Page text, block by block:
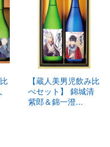
【蔵人美男児飲み比
べセット】 錦城清
紫郎＆錦一澄...